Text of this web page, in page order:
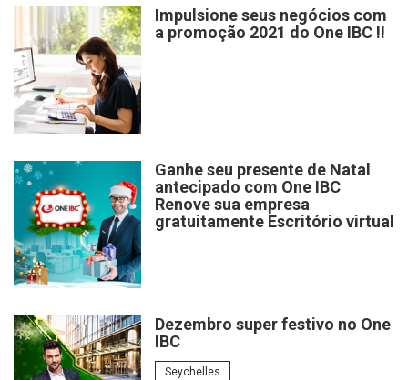
Impulsione seus negócios com
a promoção 2021 do One IBC !!
Ganhe seu presente de Natal
antecipado com One IBC
Renove sua empresa
gratuitamente Escritório virtual
Dezembro super festivo no One
IBC
Seychelles